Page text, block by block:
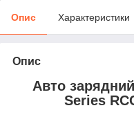
Опис Характеристики
Опис
Авто
Series